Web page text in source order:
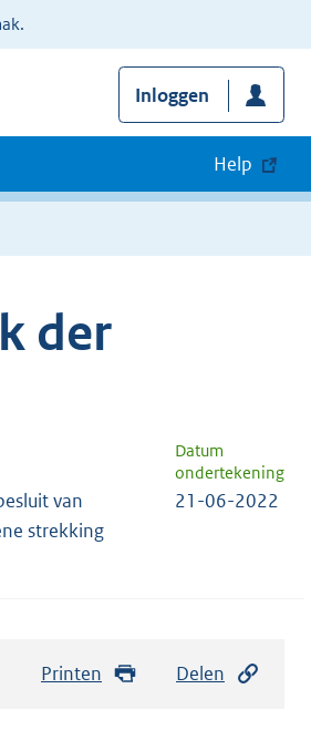
Inloggen
Help
der
Datum
ondertekening
van
strekking
21-06-2022
Printen Delen